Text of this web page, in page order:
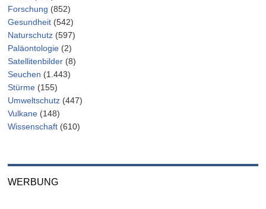
Forschung (852)
Gesundheit (542)
Naturschutz (597)
Paläontologie (2)
Satellitenbilder (8)
Seuchen (1.443)
Stürme (155)
Umweltschutz (447)
Vulkane (148)
Wissenschaft (610)
WERBUNG